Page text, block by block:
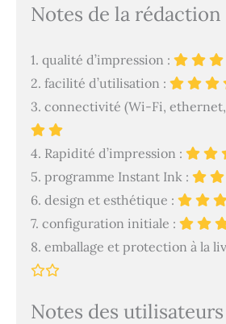
Notes de la
1. qualité d’impression :
2. facilité d’utilisation :
3. connectivité (Wi-Fi, ethernet,
4. Rapidité d’impression :
5. programme Instant Ink :
6. design et esthétique :
7. configuration initiale :
8. emballage et protection à la
Notes des